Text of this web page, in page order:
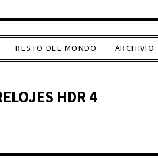
RESTO DEL MONDO ARCHIVIO
HDR 4